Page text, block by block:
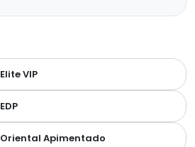
Elite VIP
EDP
Oriental Apimentado